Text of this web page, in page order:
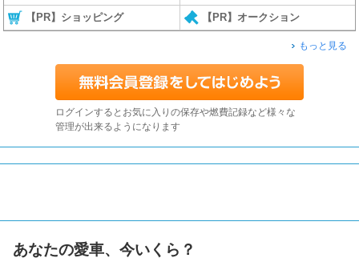
【PR】ショッピング 【PR】オークション
もっと見る
ログインするとお気に入りの保存や燃費記録など様々な
管理が出来るようになります
あなたの愛車、今いくら？